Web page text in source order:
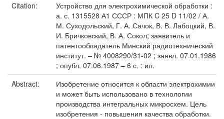
Citation:
Устройство для электрохимической обработки :
а. с. 1315528 А1 СССР : МПК C 25 D 11/02 / А.
М. Суходольский, Г. А. Сачок, В. В. Лабоцкий, В.
И. Бричковский, В. А. Сокол; заявитель и
патентообладатель Минский радиотехнический
институт. – № 4008290/31-02 ; заявл. 07.01.1986
; опубл. 07.06.1987 – 6 с. : ил.
Abstract:
Изобретение относится к области электрохимии
и может быть использовано в технологии
производства интегральных микросхем. Цель
изобретения - повышения качества обработки.